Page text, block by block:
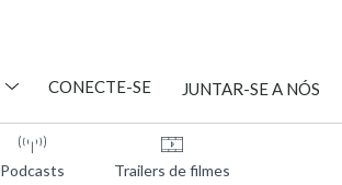
CONECTE-SE JUNTAR-SE A NÓS
Podcasts Trailers de filmes